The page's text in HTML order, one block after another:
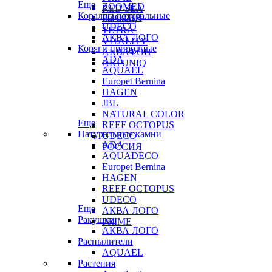
RED SEA
Sochting
TETRA
VITALITY
АКВАФОН
ARTUNIQ
ZOOMED
РОССИЯ
Еще
Кораллы натуральные
UDECO
АКВА ЛОГО
Коряги природные
ADA
AQUAEL
Europet Bernina
HAGEN
JBL
NATURAL COLOR
REEF OCTOPUS
UDECO
РОССИЯ
Еще
Натуральные камни
ADA
AQUADECO
Europet Bernina
HAGEN
REEF OCTOPUS
UDECO
АКВА ЛОГО
PRIME
Еще
Ракушки
АКВА ЛОГО
Распылители
AQUAEL
Растения